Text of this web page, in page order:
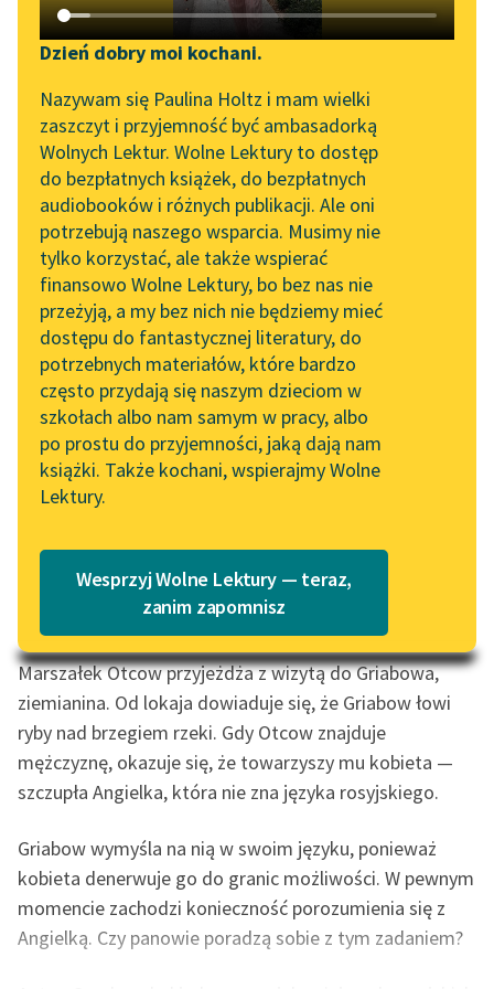
Katalog DAISY
Podkasty o książkach
Zgłoś brak utworu
Aktualności
„Prokurator Alicja Horn”
do słuchania
Byliśmy częścią AI Impact
Lab
Zapraszamy na spotkanie
online z tłumaczkami
literatury skandynawskiej
Spotkanie z Katarzyną
Tunkiel w Oslo
102. lata temu zmarł
Joseph Conrad
Lektury szkolne i klasyka
literatury do słuchania dla
uczennic i uczniów z
niepełnosprawnościami
E-kolekcja lektur
szkolnych i literatury do
słuchania dla uczennic i
uczniów z
Feministyczne inspiracje.
Popularyzacja
skandynawskiej literatury
Narzędzia
Mapa Wolnych Lektur
Leśmianator
Przewodnik dla piszących i
czytających
API
OAI-PMH
Widget Wolnych Lektur
Przypisy
Katalog w formacie PDF
Dzień dobry moi kochani.
Nazywam się Paulina Holtz i mam wielki
zaszczyt i przyjemność być ambasadorką
Wolnych Lektur. Wolne Lektury to dostęp
do bezpłatnych książek, do bezpłatnych
audiobooków i różnych publikacji. Ale oni
potrzebują naszego wsparcia. Musimy nie
tylko korzystać, ale także wspierać
finansowo Wolne Lektury, bo bez nas nie
przeżyją, a my bez nich nie będziemy mieć
dostępu do fantastycznej literatury, do
potrzebnych materiałów, które bardzo
często przydają się naszym dzieciom w
szkołach albo nam samym w pracy, albo
po prostu do przyjemności, jaką dają nam
książki. Także kochani, wspierajmy Wolne
Lektury.
Wesprzyj Wolne Lektury — teraz,
zanim zapomnisz
pobierz audiobook
pobierz książkę
czytaj online
Czyta:Wiktor Korzeniewski , reż.Marcin Cisło
1×
Dofinansowano ze
środków: Senat RP.
Marszałek Otcow przyjeżdża z wizytą do Griabowa,
ziemianina. Od lokaja dowiaduje się, że Griabow łowi
ryby nad brzegiem rzeki. Gdy Otcow znajduje
mężczyznę, okazuje się, że towarzyszy mu kobieta —
szczupła Angielka, która nie zna języka rosyjskiego.
Griabow wymyśla na nią w swoim języku, ponieważ
kobieta denerwuje go do granic możliwości. W pewnym
momencie zachodzi konieczność porozumienia się z
Angielką. Czy panowie poradzą sobie z tym zadaniem?